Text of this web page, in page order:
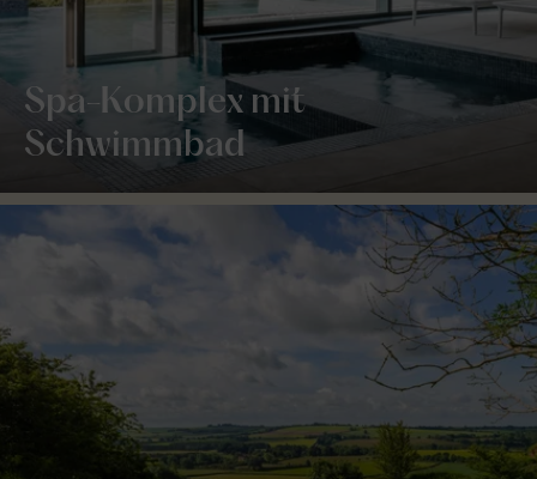
Spa-Komplex mit
Schwimmbad